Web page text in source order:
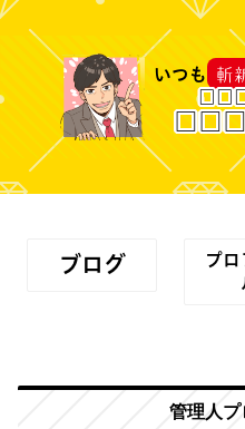
いつも 斬
□ □
□□
ブログ
プロ
管理人プ